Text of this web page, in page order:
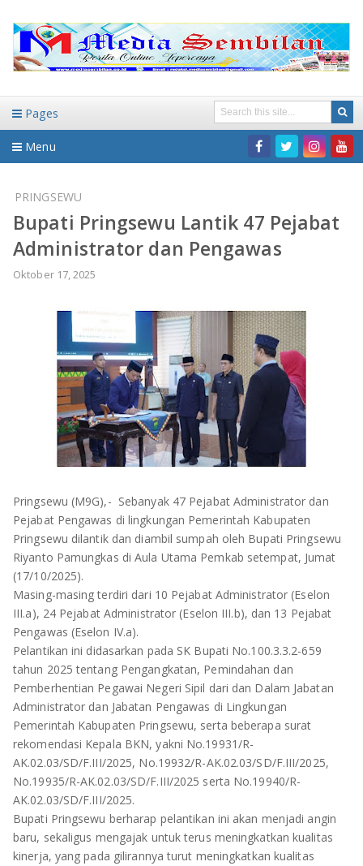
Pages
Menu
DAERAH
NASIONAL
BANDAR LAMPUNG
METRO
LAMPUNG TENGAH
LAMPUNG UTARA
LAMPUNG BARAT
LAMPUNG SELATAN
PESAWARAN
TANGGAMUS
PESISIR BARAT
TULANG BAWANG
TULANG BAWANG BARAT
MESUJI
WAY KANAN
HUKUM-KRIMINAL
OLAHRAGA
ADVETORIAL
PRINGSEWU
Bupati Pringsewu Lantik 47 Pejabat
Administrator dan Pengawas
Oktober 17, 2025
Pringsewu (M9G),- Sebanyak 47 Pejabat Administrator dan
Pejabat Pengawas di lingkungan Pemerintah Kabupaten
Pringsewu dilantik dan diambil sumpah oleh Bupati Pringsewu
Riyanto Pamungkas di Aula Utama Pemkab setempat, Jumat
(17/10/2025).
Masing-masing terdiri dari 10 Pejabat Administrator (Eselon
III.a), 24 Pejabat Administrator (Eselon III.b), dan 13 Pejabat
Pengawas (Eselon IV.a).
Pelantikan ini didasarkan pada SK Bupati No.100.3.3.2-659
tahun 2025 tentang Pengangkatan, Pemindahan dan
Pemberhentian Pegawai Negeri Sipil dari dan Dalam Jabatan
Administrator dan Jabatan Pengawas di Lingkungan
Pemerintah Kabupaten Pringsewu, serta beberapa surat
rekomendasi Kepala BKN, yakni No.19931/R-
AK.02.03/SD/F.III/2025, No.19932/R-AK.02.03/SD/F.III/2025,
No.19935/R-AK.02.03/SD/F.III/2025 serta No.19940/R-
AK.02.03/SD/F.III/2025.
Bupati Pringsewu berharap pelantikan ini akan menjadi angin
baru, sekaligus mengajak untuk terus meningkatkan kualitas
kinerja, yang pada gilirannya turut meningkatkan kualitas